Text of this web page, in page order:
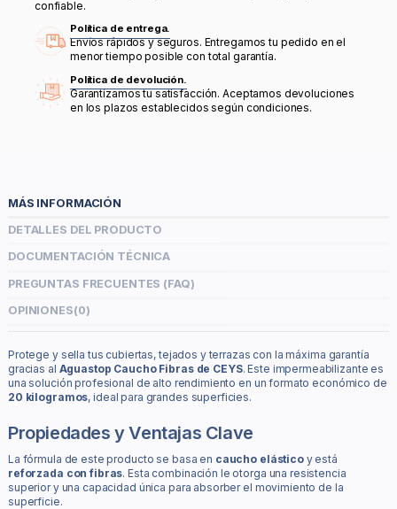
confiable.
Política de entrega.
Envíos rápidos y seguros. Entregamos tu pedido en el
menor tiempo posible con total garantía.
Política de devolución.
Garantizamos tu satisfacción. Aceptamos devoluciones
en los plazos establecidos según condiciones.
MÁS INFORMACIÓN
DETALLES DEL PRODUCTO
DOCUMENTACIÓN TÉCNICA
PREGUNTAS FRECUENTES (FAQ)
OPINIONES(0)
Protege y sella tus cubiertas, tejados y terrazas con la máxima garantía
gracias al Aguastop Caucho Fibras de CEYS. Este impermeabilizante es
una solución profesional de alto rendimiento en un formato económico de
20 kilogramos, ideal para grandes superficies.
Propiedades y Ventajas Clave
La fórmula de este producto se basa en caucho elásticoy está
reforzada con fibras. Esta combinación le otorga una resistencia
superior y una capacidad única para absorber el movimiento de la
superficie.